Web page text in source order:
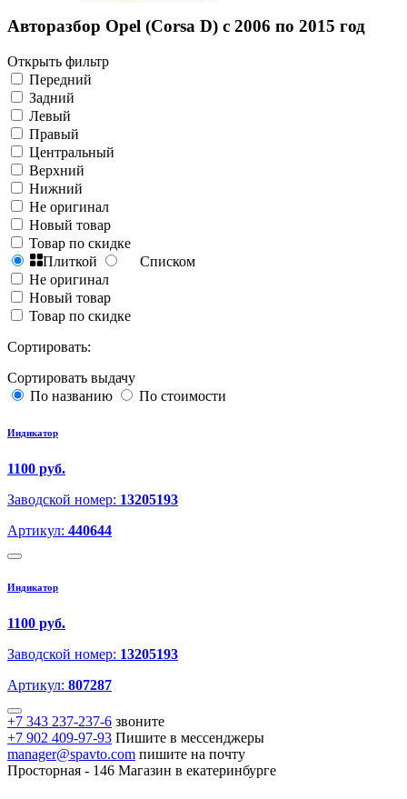
Авторазбор Opel (Corsa D) с 2006 по 2015 год
Открыть фильтр
Передний
Задний
Левый
Правый
Центральный
Верхний
Нижний
Не оригинал
Новый товар
Товар по скидке
Плиткой
Списком
Не оригинал
Новый товар
Товар по скидке
Сортировать:
Сортировать выдачу
По названию
По стоимости
Индикатор
1100 руб.
Заводской номер: 13205193
Артикул: 440644
Индикатор
1100 руб.
Заводской номер: 13205193
Артикул: 807287
+7 343 237-237-6 звоните
+7 902 409-97-93 Пишите в мессенджеры
manager@spavto.com пишите на почту
Просторная - 146 Магазин в екатеринбурге